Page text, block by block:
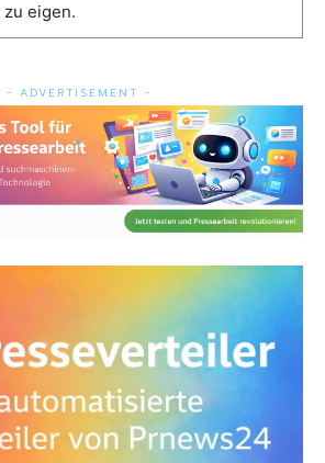
eigen.
- ADVERTISEMENT -